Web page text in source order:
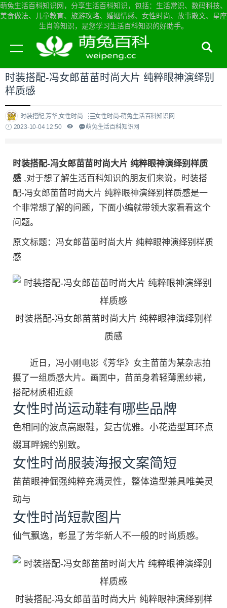
萌兔生活百科知识网，分享生活百科知识，包括：生活常识、数码科技、
美食做法、儿童教育、旅游攻略、婚姻情感、女性时尚、故事散文、星座
生肖等知识，是您学习生活百科知识的好助手。
当前位置： 萌兔生活百科知识网首页>女性时尚
时装搭配-冯女郎苗苗时尚大片 纯粹眼神演绎别
样质感
时装搭配,芳华,女性时尚
女性时尚-萌兔生活百科知识网
2023-10-04 12:50
萌兔生活百科知识网
时装搭配-冯女郎苗苗时尚大片 纯粹眼神演绎别样质
感 ,对于想了解生活百科知识的朋友们来说，时装搭
配-冯女郎苗苗时尚大片 纯粹眼神演绎别样质感是一
个非常想了解的问题，下面小编就带领大家看看这个
问题。
原文标题：冯女郎苗苗时尚大片 纯粹眼神演绎别样质
感
时装搭配-冯女郎苗苗时尚大片 纯粹眼神演绎别样
质感
近日，冯小刚电影《芳华》女主苗苗为某杂志拍
摄了一组质感大片。画面中，苗苗身着轻薄黑纱裙，
搭配材质相近颜
女性时尚运动鞋有哪些品牌
色相同的波点高跟鞋，复古优雅。小花造型耳环点
缀耳畔婉约别致。
女性时尚服装海报文案简短
苗苗眼神倔强纯粹充满灵性，整体造型兼具唯美灵
动与
女性时尚短款图片
仙气飘逸，彰显了芳华新人不一般的时尚质感。
时装搭配-冯女郎苗苗时尚大片 纯粹眼神演绎别样